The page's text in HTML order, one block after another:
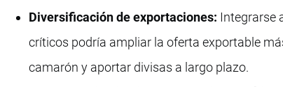
Diversificación de exportaciones: Integrarse
críticos podría ampliar la oferta exportable
camarón y aportar divisas a largo plazo.